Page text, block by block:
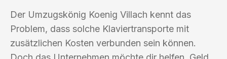
Der Umzugskönig Koenig Villach kennt das
Problem, dass solche Klaviertransporte mit
zusätzlichen Kosten verbunden sein können.